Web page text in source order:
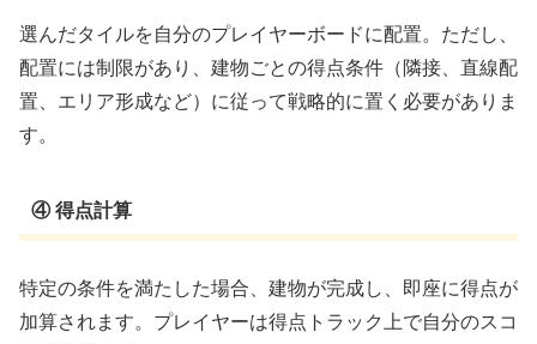
選んだタイルを自分のプレイヤーボードに配置。ただし、
配置には制限があり、建物ごとの得点条件（隣接、直線配
置、エリア形成など）に従って戦略的に置く必要がありま
す。
④ 得点計算
特定の条件を満たした場合、建物が完成し、即座に得点が
加算されます。プレイヤーは得点トラック上で自分のスコ